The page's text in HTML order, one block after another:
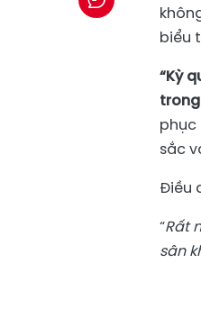
biểu
“Kỳ
phục
sắc
Điều
“Rất
sân